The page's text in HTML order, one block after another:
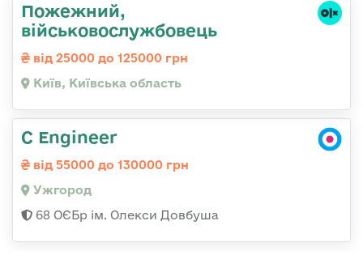
Пожежний,
військовослужбовець
від 25000 до 125000 грн
Київ, Київська область
C Engineer
від 55000 до 130000 грн
Ужгород
68 ОЄБр ім. Олекси Довбуша